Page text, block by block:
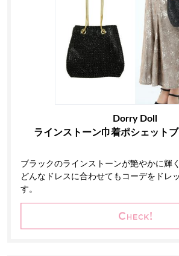
Dorry Doll
ラインストーン巾着ポシェット
ブラックのラインストーンが艶やかに輝
どんなドレスに合わせてもコーデをドレ
す。